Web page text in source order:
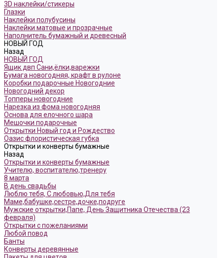
3D наклейки/стикеры
Глазки
Наклейки полубусины
Наклейки матовые и прозрачные
Наполнитель бумажный и древесный
НОВЫЙ ГОД
Назад
НОВЫЙ ГОД
Ящик двп Сани,ёлки,варежки
Бумага новогодняя, крафт в рулоне
Коробки подарочные Новогодние
Новогодний декор
Топперы новогодние
Нарезка из фома новогодняя
Основа для елочного шара
Мешочки подарочные
Открытки Новый год и Рождество
Оазис флористическая губка
Открытки и конверты бумажные
Назад
Открытки и конверты бумажные
Учителю, воспитателю,тренеру
8 марта
В день свадьбы
Люблю тебя, С любовью,Для тебя
Маме,бабушке,сестре,дочке,подруге
Мужские открытки,Папе, День Защитника Отечества (23
февраля)
Открытки с пожеланиями
Любой повод
Банты
Конверты деревянные